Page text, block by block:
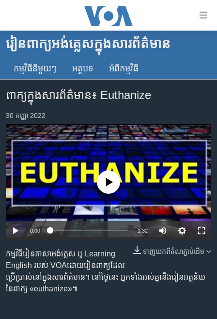
គេហទំព័រ​
ទាក់ទង
និង​
ចូល​
ទំព័រ​
ព័ត៌មាន​​
តែ​
ម្តង
រំលង​
និង​
ចូល​
ទៅ​
ទំព័រ​
រចនា
សម្ព័ន្ធ​
និង​
ចូល​
ទៅ​
កាន់​
កម្ពុជា
អន្តរជាតិ
ហេឡូវីអូអេ
កម្ពុជាច្នៃប្រតិដ្ឋ
ព្រឹត្តិការណ៍ព័ត៌មាន
ទូរទស្សន៍ / វីដេអូ​
វិទ្យុ / ផតខាសថ៍
កម្មវិធីទាំងអស់
Khmer English
បណ្តាញ​សង្គម
រៀន​ពាក្យ​អង់គ្លេស​ក្នុង​សារព័ត៌មាន
កម្មវិធី​នីមួយៗ អត្ថបទ​ អំពី​កម្មវិធី​
ពាក្យក្នុងសារព័ត៌មាន៖ Euthanize
30 កញ្ញា 2022
No media source currently available
0:00 1:32
ទាញ​យក​ពី​តំណភ្ជាប់​ដើម
កម្មវិធីរៀនភាសាអង់គ្លេស ឬ Learning
English របស់ VOAដោយរៀនពាក្យដែល
ប្រើប្រាស់នៅក្នុងសារព័ត៌មាន។ នៅថ្ងៃនេះ អ្នកទាំងអស់គ្នានឹងរៀនអត្ថន័យ
នៃពាក្យ «euthanize»៕